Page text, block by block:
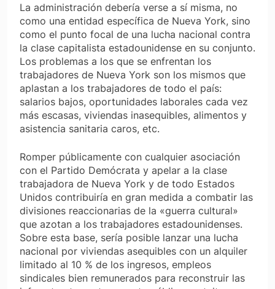
La administración debería verse a sí misma, no
como una entidad específica de Nueva York, sino
como el punto focal de una lucha nacional contra
la clase capitalista estadounidense en su conjunto.
Los problemas a los que se enfrentan los
trabajadores de Nueva York son los mismos que
aplastan a los trabajadores de todo el país:
salarios bajos, oportunidades laborales cada vez
más escasas, viviendas inasequibles, alimentos y
asistencia sanitaria caros, etc.
Romper públicamente con cualquier asociación
con el Partido Demócrata y apelar a la clase
trabajadora de Nueva York y de todo Estados
Unidos contribuiría en gran medida a combatir las
divisiones reaccionarias de la «guerra cultural»
que azotan a los trabajadores estadounidenses.
Sobre esta base, sería posible lanzar una lucha
nacional por viviendas asequibles con un alquiler
limitado al 10 % de los ingresos, empleos
sindicales bien remunerados para reconstruir las